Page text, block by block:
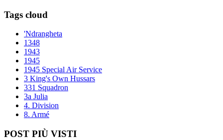
Tags cloud
'Ndrangheta
1348
1943
1945
1945 Special Air Service
3 King's Own Hussars
331 Squadron
3a Julia
4. Division
8. Armé
POST PIÙ VISTI